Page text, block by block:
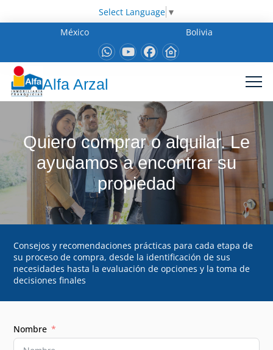
Select Language ▼
México
Bolivia
Alfa Arzal
Quiero comprar o alquilar. Le
ayudamos a encontrar su
propiedad
Consejos y recomendaciones prácticas para cada etapa de
su proceso de compra, desde la identificación de sus
necesidades hasta la evaluación de opciones y la toma de
decisiones finales
Nombre